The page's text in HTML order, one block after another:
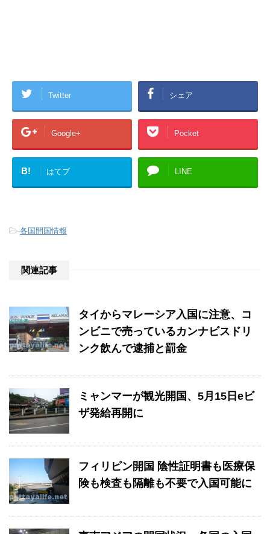
Twitter シェア
Google+ Pocket
B! はてブ LINE
-各国開国情報
関連記事
タイからマレーシア入国に注意、コ
ンビニで売っているカンナビスドリ
ンク飲んで逮捕と罰金
ミャンマーが観光開国、5月15日eビ
ザ発給再開に
フィリピン開国 陰性証明書も医療保
険も検査も隔離も不要で入国可能に